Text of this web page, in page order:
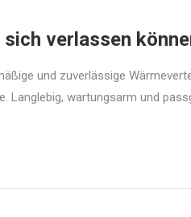
verlassen
und zuverlässige
Langlebig, wartungsarm und